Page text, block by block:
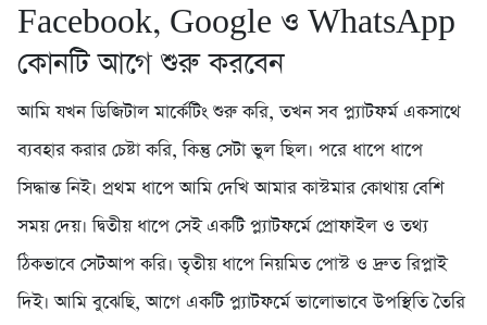
Facebook, Google ও WhatsApp
কোনটি আগে শুরু করবেন
আমি যখন ডিজিটাল মার্কেটিং শুরু করি, তখন সব প্ল্যাটফর্ম একসাথে
ব্যবহার করার চেষ্টা করি, কিন্তু সেটা ভুল ছিল। পরে ধাপে ধাপে
সিদ্ধান্ত নিই। প্রথম ধাপে আমি দেখি আমার কাস্টমার কোথায় বেশি
সময় দেয়। দ্বিতীয় ধাপে সেই একটি প্ল্যাটফর্মে প্রোফাইল ও তথ্য
ঠিকভাবে সেটআপ করি। তৃতীয় ধাপে নিয়মিত পোস্ট ও দ্রুত রিপ্লাই
দিই। আমি বুঝেছি, আগে একটি প্ল্যাটফর্মে ভালোভাবে উপস্থিতি তৈরি